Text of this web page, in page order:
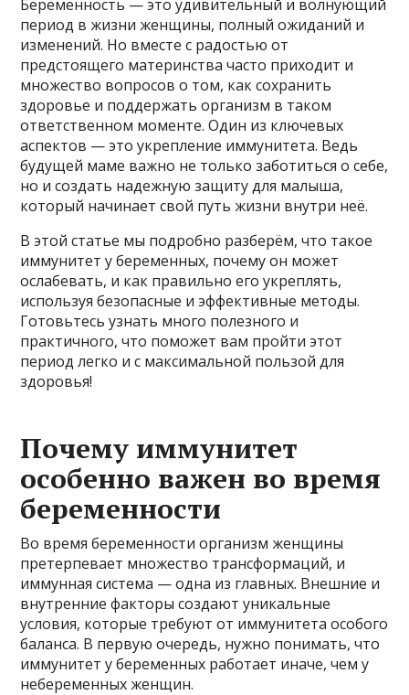
Беременность — это удивительный и волнующий
период в жизни женщины, полный ожиданий и
изменений. Но вместе с радостью от
предстоящего материнства часто приходит и
множество вопросов о том, как сохранить
здоровье и поддержать организм в таком
ответственном моменте. Один из ключевых
аспектов — это укрепление иммунитета. Ведь
будущей маме важно не только заботиться о себе,
но и создать надежную защиту для малыша,
который начинает свой путь жизни внутри неё.
В этой статье мы подробно разберём, что такое
иммунитет у беременных, почему он может
ослабевать, и как правильно его укреплять,
используя безопасные и эффективные методы.
Готовьтесь узнать много полезного и
практичного, что поможет вам пройти этот
период легко и с максимальной пользой для
здоровья!
Почему иммунитет
особенно важен во время
беременности
Во время беременности организм женщины
претерпевает множество трансформаций, и
иммунная система — одна из главных. Внешние и
внутренние факторы создают уникальные
условия, которые требуют от иммунитета особого
баланса. В первую очередь, нужно понимать, что
иммунитет у беременных работает иначе, чем у
небеременных женщин.